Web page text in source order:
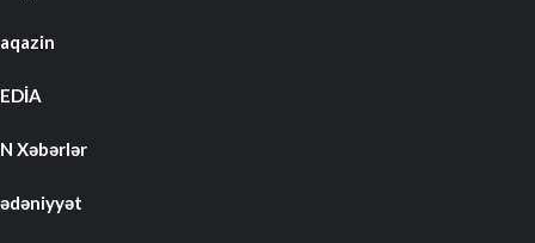
Xəbərlər